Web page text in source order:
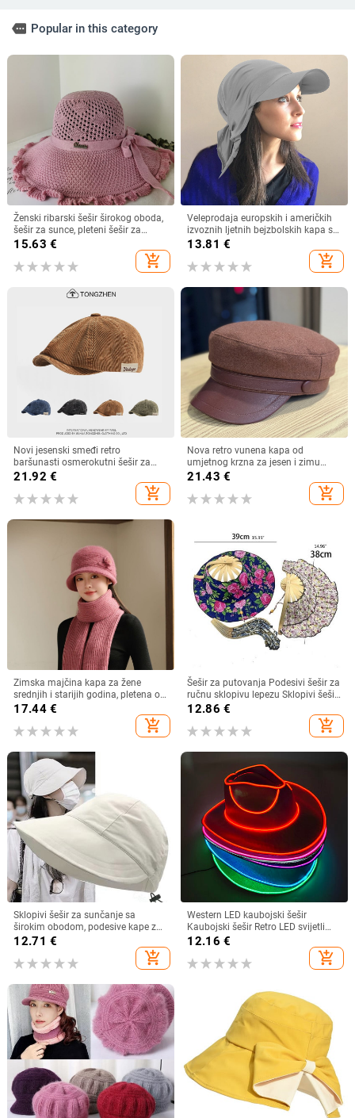
more Popular in this category
Ženski ribarski šešir širokog oboda,
šešir za sunce, pleteni šešir za
sunce, šešir za odmor na plaži, šešir
15.63 €
add_shopping_cart
Veleprodaja europskih i američkih
izvoznih ljetnih bejzbolskih kapa s
vezicom na leđima, vanjski šešir,
13.81 €
add_shopping_cart
Novi jesenski smeđi retro
baršunasti osmerokutni šešir za
muškarce i žene, nošen unatrag s
beretkom, univerzalni šešir u jednoj
boji za jesen i zimu
21.92 €
add_shopping_cart
Nova retro vunena kapa od
umjetnog krzna za jesen i zimu
2025. za žene, britanski
osmerokutni ravni cilindar za
književna putovanja
21.43 €
add_shopping_cart
Zimska majčina kapa za žene
srednjih i starijih godina, pletena od
zečjeg krzna, otporna na hladnoću,
topla, vunena kapa plus baršunasta
kapa za umivaonik
17.44€
add_shopping_cart
Šešir za putovanja Podesivi šešir za
ručnu sklopivu lepezu Sklopivi šešir
od bambusa i lepeza Ljetna plaža
12.86 €
add_shopping_cart
Sklopivi šešir za sunčanje sa
širokim obodom, podesive kape za
muškarce, žene, šeširi za plažu,
ljetni brzosušeći viziri, ribarska kapa
12.71 €
add_shopping_cart
Western LED kaubojski šešir
Kaubojski šešir Retro LED svijetli
obod Jazz cilindar Svjetleći
mladenkin šešir Cosplay kostim
Kaubojsko odijelo za žene
12.16 €
add_shopping_cart